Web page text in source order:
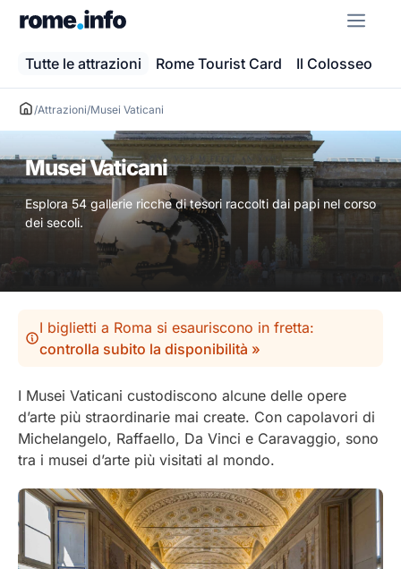
Tutte le attrazioni Rome Tourist Card Il Colosseo
/Attrazioni/Musei Vaticani
Musei Vaticani
Esplora 54 gallerie ricche di tesori raccolti dai papi nel corso
dei secoli.
I biglietti a Roma si esauriscono in fretta:
controlla subito la disponibilità »
I Musei Vaticani custodiscono alcune delle opere
d’arte più straordinarie mai create. Con capolavori di
Michelangelo, Raffaello, Da Vinci e Caravaggio, sono
tra i musei d’arte più visitati al mondo.